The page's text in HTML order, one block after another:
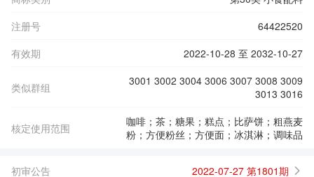
注册号
64422520
有效期
2022-10-28 至 2032-10-27
类似群组
3001 3002 3004 3006 3007 3008 3009
3013 3016
核定使用范围
咖啡；茶；糖果；糕点；比萨饼；粗燕麦
粉；方便粉丝；方便面；冰淇淋；调味品
初审公告 2022-07-27 第1801期